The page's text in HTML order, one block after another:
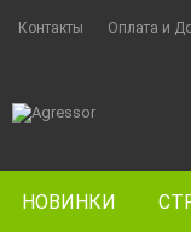
Контакты Оплата и
НОВИНКИ